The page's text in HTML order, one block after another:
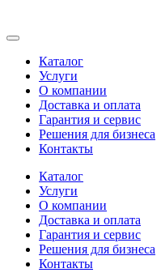
Каталог
Услуги
О компании
Доставка и оплата
Гарантия и сервис
Решения для бизнеса
Контакты
Каталог
Услуги
О компании
Доставка и оплата
Гарантия и сервис
Решения для бизнеса
Контакты